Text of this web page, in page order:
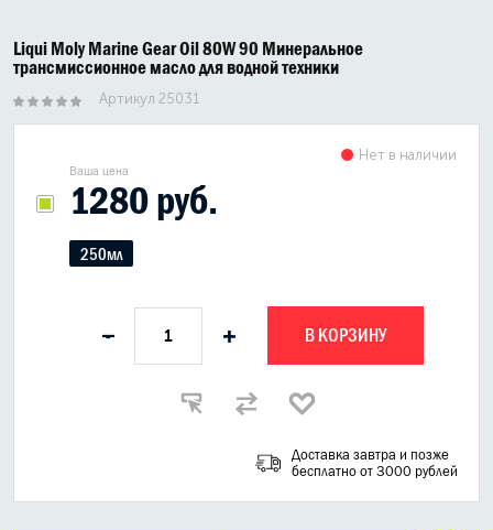
ВСЕ БРЕНДЫ
Liqui Moly Marine Gear Oil 80W 90 Минеральное
трансмиссионное масло для водной техники
Артикул 25031
Ваша цена
1280 руб.
Нет в наличии
250мл
- + В КОРЗИНУ
Доставка завтра и позже
бесплатно от 3000 рублей